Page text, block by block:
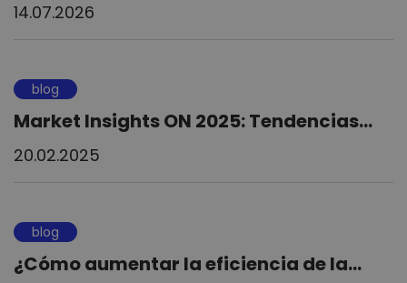
14.07.2026
blog
Market Insights ON 2025: Tendencias...
20.02.2025
blog
¿Cómo aumentar la eficiencia de la...